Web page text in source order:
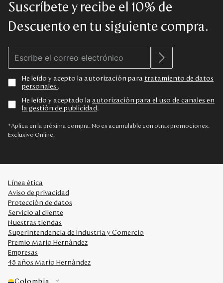
Suscríbete y recibe el 10% de
Descuento en tu siguiente compra.
He leído y acepto la autorización para tratamiento de datos
personales .
He leído y aceptado la autorización para el uso de canales en
la gestión de publicidad .
*Aplica en la próxima compra. No es acumulable con otras promociones.
Exclusivo Online.
Línea ética
Aviso de privacidad
Protección de datos
Servicio al cliente
Nuestras tiendas
Superintendencia de Industria y Comercio
Premio Mario Hernández
Empresas
45 años Mario Hernández